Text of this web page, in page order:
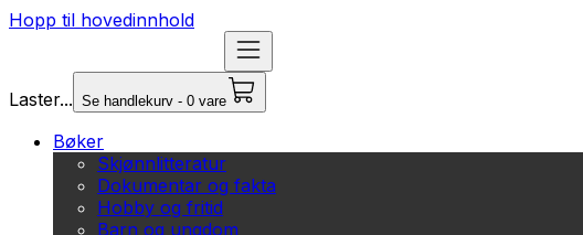
Hopp til hovedinnhold
Laster... Se handlekurv - 0 vare
Bøker
Skjønnlitteratur
Dokumentar og fakta
Hobby og fritid
Barn og ungdom